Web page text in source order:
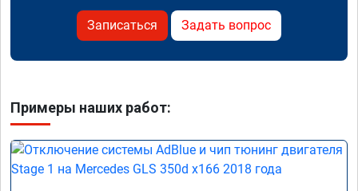
Записаться Задать вопрос
Примеры наших работ: